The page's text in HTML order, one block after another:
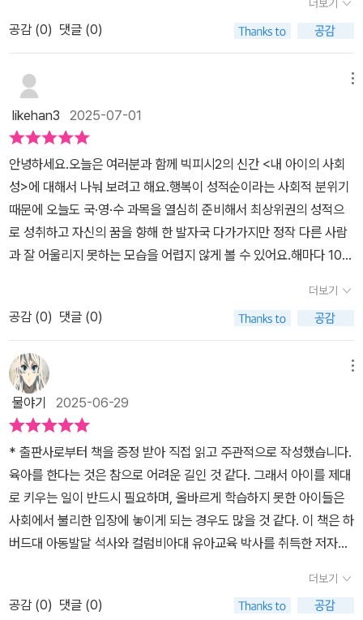
한다. 올바르지만 행동을 하면 금지 시키는 것이 당연하지만 그 이해
드백을 원하면서 관심과 이해를 바라는데 우리는 자신의 경험만으로
아이를 다스리려 하는 게 현실이다.결과 아이들은 교우관계에서 겉돌
게 되며 사소한 일에도 상처를 받고 안된다는 주입식 교육에 극도로
낮은 자존감을 형성하게 된다. 학업만을 지향하는 교육의 현실이기도
하지만 가장 큰 이유는 일방적인 훈육의 부모에게 있음을 명심해야
한다. 책은아이들의 눈 높이에서 자아를 지키고 역량을 키워줄 수 있
는 놀이와 같은 대응과 표현법, 대화의 기술을말하고 있다. 사소한 게
임과 같은 일련의 방법과 즐거운 대화일 수도 있지만 성취에 대한 기
으로 나아갈 수 있는 생각을 고취시킨다. 겸손과배려 있는 부모와의
대화를 통해 타인을 이해하고 올바른 소통을 통해 아이는 건강한 정
서를 함양 시킬 수 있다. 사회성은스스로 많은 이들과의 만남을 통해
스스로 자라나는 것이 아닌 올바른 이해와 생각, 자신감으로 형성되
는것을 알고 그 시작과 이해의 바탕을 부모가 맞춤 교육을 통해 지양
해야 할 것을 책은 말하고 있다.
서로 연결되어서 완성되는 능력이기도 하다. 사회성의 출발은 타인과
의 관계가 먼저 가 아니다. 나를 돌아볼 줄 아는 능력이 사회성의 출발
이다.저자는 사회성의 토대로써 먼저 자기 신뢰, 자기 인식, 자기표현,
조절, 경계의 5단계를 말한다.0세~초등 저학년까지의 사회성 발달
계, 규칙, 책임 등 그 모든 영역에서 체크해 볼 수 있다. 사회성의 출발
은 또래 관계에서 시작하는 것이 아니라 부모와의 관계에서 시작된
다. '기질'이 기분의 질이라는 뜻인 줄도 몰랐다 ㅎㅎㅎ성인 역시 같은
상황에서 반응하는 양상이 천차만별. 여기서 부정적인 기질이 마냥
안 좋고 긍정적인 기질이 좋다의 의미는 아니라는 것.순간 기분을 잘
전환할 줄 알면 된다.참 다양하고 많은 문제의 실제 사례를 다루고 있
다. 스마트폰 시대에 전자 기기로 인한 문제, 혼자서만 놀려고 하는 아
이 사례, 지는 것 못 견뎌 하는 아이 사례 등 다양한 실제 문제를 진단
하고 해결해 본다. 책의 사례를 읽으며 내 주위의 다양한 문제도 돌아
의 것과 100% 다르지 않다. 결국 나를 돌보는 에너지를 잘 쓰는 사람
이 밖으로의 에너지도 잘 쓰게 마련이다. 어느 날 갑자기 사회성이 좋
아지는 것은 아니다. 우리는 사회성에 대해 많은 오해를 갖고 있다.최
근에는 SNS 사용 예절까지 포함된다. 함부로 쓰는 댓글, 혐오성 발
언 혹은 반대로 나를 지키는 법까지!! 크고 작은 문제들 그리고 예방이
나 대처는 어떻게 하는지 다양하게 만날 수 있는 책이다.어떤 사람은
자신의 의견만 내세우고 고집하며 어떤 사람은 양보만 한다.유형에는
경쟁형, 양보형, 회피 유형, 타협형, 협력형의 다섯 가지 케이스가 있
는데 나 자신에 비춰보면 자신의 성격 유형도 짐작해 볼 수 있다. 완벽
다. 갈등 없이 살아갈 수는 없다. 어른도 모든 사람과 다 친하게 지내
지는 않는다. 먼저 나를 돌아보게 하는 책이다.
더보기
공감 (0) 댓글 (0)
likehan3 2025-07-01
안녕하세요.오늘은 여러분과 함께 빅피시2의 신간 <내 아이의 사회
성>에 대해서 나눠 보려고 해요.​행복이 성적순이라는 사회적 분위기
때문에 오늘도 국·영·수 과목을 열심히 준비해서 최상위권의 성적으
로 성취하고 자신의 꿈을 향해 한 발자국 다가가지만 정작 다른 사람
과 잘 어울리지 못하는 모습을 어렵지 않게 볼 수 있어요.해마다 10대
교육부에서 자녀들의 정서적으로 회복하고 관계를 잘 형성할 수 있도
록 사회정서 교육 프로그램을 도입해서 실시하고 있더라고요.우리 사
회는 이제 더 이상 자녀들의 사회성을 간과하지 말아야 해요. 우리 사
회는 성적만 강조하지 말고 자신의 사회성도 챙겨주어야 해요. 우리
사회는 자녀들의 사회성부터 키워주고 정서적으로 안정적이며 건강
한 관계 속에서 자라날 수 있도록 도와 자신의 삶을 주도적으로 살아
갈 수 있도록 세워주어야 해요.우리가 일반적으로 사회성이라고 하면
사람들과 잘 지내는 능력이라고 생각해요. 이것은 단순하게 좋은 성
격을 의미하는 게 아니라 자기 자신을 잘 이해하고 표현하는 능력이
나 상대방의 감정에 대해서 잘 공감하고 배려하는 능력 또는 상황에
알맞게 적절한 말하거나 행동하는 능력을 의미해요.우리가 사회성에
대해서 오해하지 말아야 할 게 있어요. 친구가 아무리 많다고 하더라
도 반드시 뛰어난 사회성을 갖춘 게 아니라는 사실이에요. 비록 우리
의 눈에 자녀가 내향적인 성향으로ㅓ비춰지더라도 얼마든지 건강한
더보기
공감 (0) 댓글 (0)
물야기 2025-06-29
* 출판사로부터 책을 증정 받아 직접 읽고 주관적으로 작성했습니다.​​
육아를 한다는 것은 참으로 어려운 길인 것 같다. 그래서 아이를 제대
로 키우는 일이 반드시 필요하며, 올바르게 학습하지 못한 아이들은
사회에서 불리한 입장에 놓이게 되는 경우도 많을 것 같다. 이 책은 하
버드대 아동발달 석사와 컬럼비아대 유아교육 박사를 취득한 저자가
가장 앞부분에는 연령별 사회성 체크리스트가 수록되어 있는데, 0~2
세, 3~5세, 6~7세, 8~9세까지 각 연령대별로 사회성 발달에 필요
더보기
공감 (0) 댓글 (0)